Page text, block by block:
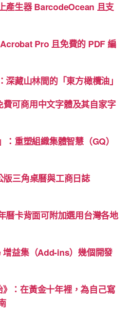
產生器 BarcodeOcean 且支
Pro 且免費的 PDF 編
深藏山林間的「東方橄欖油」
可商用中文字體及其自家字
重塑組織集體智慧（GQ）
三角桌曆與工商日誌
曆卡背面可附加選用台灣各地
益集（Add-ins）幾個開發
：在黃金十年裡，為自己寫